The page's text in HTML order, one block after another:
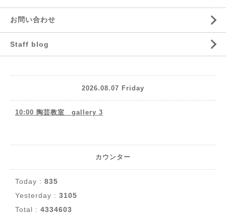
お問い合わせ
Staff blog
2026.08.07 Friday
10:00 陶芸教室 gallery 3
カウンター
Today : 835
Yesterday : 3105
Total : 4334603